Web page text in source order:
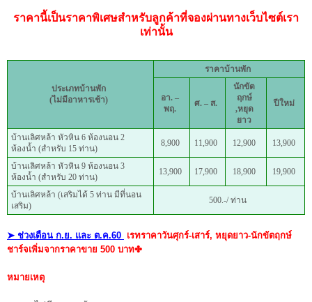
ราคานี้เป็นราคาพิเศษสำหรับลูกค้าที่จองผ่านทางเว็บไซต์เรา
เท่านั้น
ประเภทบ้านพัก
(ไม่มีอาหารเช้า)
ราคาบ้านพัก
อา. –
พฤ.
ศ. – ส.
นักขัต
ฤกษ์
,หยุด
ยาว
ปีใหม่
บ้านเลิศหล้า หัวหิน 6 ห้องนอน 2
ห้องน้ำ (สำหรับ 15 ท่าน)
8,900 11,900 12,900 13,900
บ้านเลิศหล้า หัวหิน 9 ห้องนอน 3
ห้องน้ำ (สำหรับ 20 ท่าน)
13,900 17,900 18,900 19,900
บ้านเลิศหล้า (เสริมได้ 5 ท่าน มีที่นอน
เสริม)
500.-/ ท่าน
➤ ช่วงเดือน ก.ย. และ ต.ค.60 เรทราคาวันศุกร์-เสาร์, หยุดยาว-นักขัตฤกษ์
ชาร์จเพิ่มจากราคาขาย 500 บาท✤
หมายเหตุ